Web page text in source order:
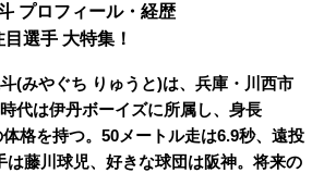
プロフィール・経歴
選手 大特集！
(みやぐち りゅうと)は、兵庫・川西市
代は伊丹ボーイズに所属し、身長
格を持つ。50メートル走は6.9秒、遠投
は藤川球児、好きな球団は阪神。将来の